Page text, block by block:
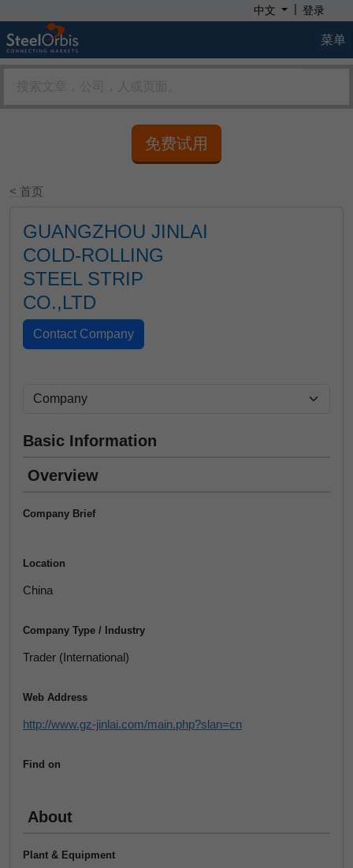
中文 | 登录
菜单
免费试用
< 首页
GUANGZHOU JINLAI
COLD-ROLLING
STEEL STRIP
CO.,LTD
Basic Information
Overview
Company Brief
Location
China
Company Type / Industry
Trader (International)
Web Address
http://www.gz-jinlai.com/main.php?slan=cn
Find on
About
Plant & Equipment